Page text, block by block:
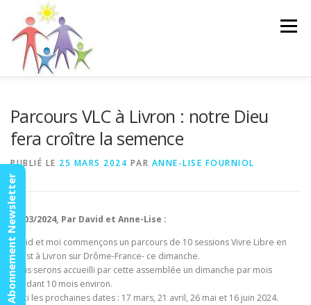
contenu
Menu
Parcours VLC à Livron : notre Dieu
fera croître la semence
PUBLIÉ LE 25 MARS 2024 PAR ANNE-LISE FOURNIOL
15/03/2024, Par David et Anne-Lise :
David et moi commençons un parcours de 10 sessions Vivre Libre en
Christ à Livron sur Drôme-France- ce dimanche.
Nous serons accueilli par cette assemblée un dimanche par mois
pendant 10 mois environ.
Voici les prochaines dates : 17 mars, 21 avril, 26 mai et 16 juin 2024.
Abonnement Newsletter